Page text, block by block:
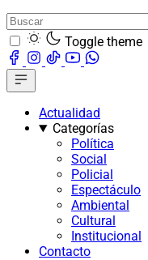
Toggle theme
Actualidad
Categorías
Política
Social
Policial
Espectáculo
Ambiental
Cultural
Institucional
Contacto